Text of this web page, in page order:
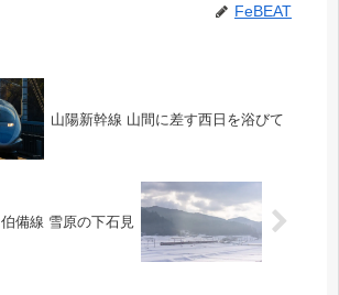
FeBEAT
山陽新幹線 山間に差す西日を浴びて
伯備線 雪原の下石見